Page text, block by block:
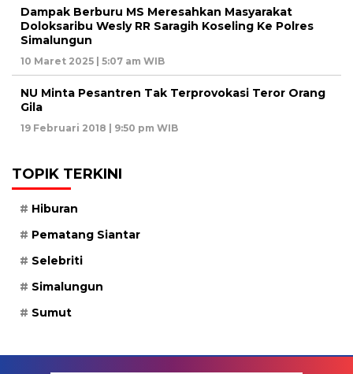
Dampak Berburu MS Meresahkan Masyarakat
Doloksaribu Wesly RR Saragih Koseling Ke Polres
Simalungun
10 Maret 2025 | 5:07 am WIB
NU Minta Pesantren Tak Terprovokasi Teror Orang
Gila
19 Februari 2018 | 9:50 pm WIB
TOPIK TERKINI
Hiburan
Pematang Siantar
Selebriti
Simalungun
Sumut